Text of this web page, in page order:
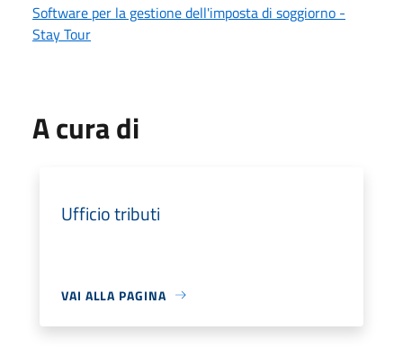
Software per la gestione dell'imposta di soggiorno -
Stay Tour
A cura di
Ufficio tributi
VAI ALLA PAGINA